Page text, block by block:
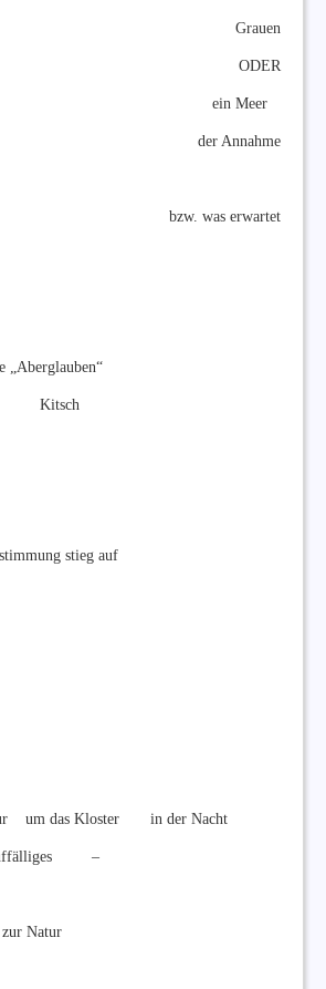
Grauen
ODER
ein Meer
der Annahme
bzw. was erwartet
„Aberglauben“
Kitsch
stieg auf
um das Kloster in der Nacht
–
Natur